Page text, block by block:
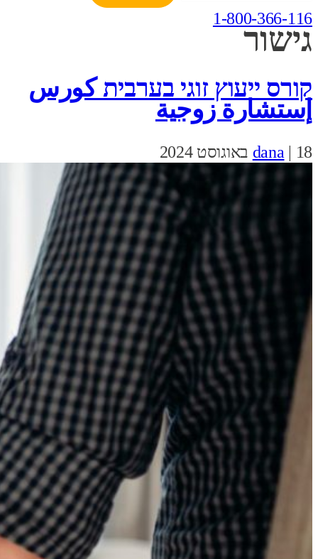
1-800-366-116
גישור
קורס ייעוץ זוגי בערבית كورس
إستشارة زوجية
dana | 18 באוגוסט 2024